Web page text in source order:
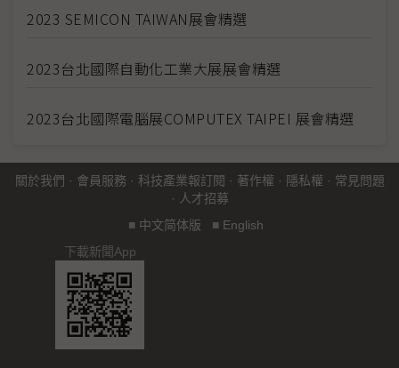
2023 SEMICON TAIWAN展會精選
2023台北國際自動化工業大展展會精選
2023台北國際電腦展COMPUTEX TAIPEI 展會精選
關於我們 · 會員服務 · 科技產業報訂閱 · 著作權 · 隱私權 · 常見問題
· 人才招募
■ 中文简体版 ■ English
下載新聞App